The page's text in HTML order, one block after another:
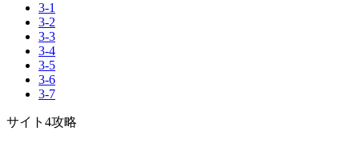
3-1
3-2
3-3
3-4
3-5
3-6
3-7
サイト4攻略